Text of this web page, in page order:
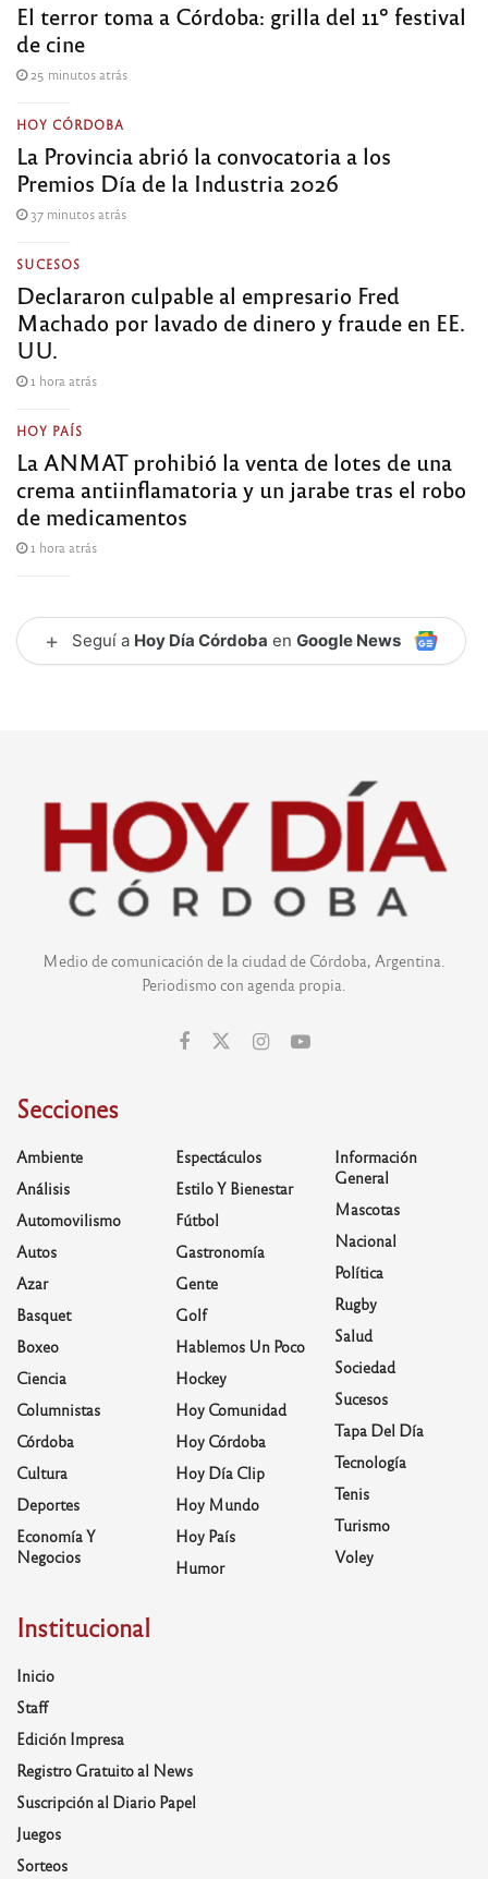
El terror toma a Córdoba: grilla del 11º festival
de cine
25 minutos atrás
HOY CÓRDOBA
La Provincia abrió la convocatoria a los
Premios Día de la Industria 2026
37 minutos atrás
SUCESOS
Declararon culpable al empresario Fred
Machado por lavado de dinero y fraude en EE.
UU.
1 hora atrás
HOY PAÍS
La ANMAT prohibió la venta de lotes de una
crema antiinflamatoria y un jarabe tras el robo
de medicamentos
1 hora atrás
+ Seguí a Hoy Día Córdoba en Google News
Medio de comunicación de la ciudad de Córdoba, Argentina.
Periodismo con agenda propia.
Secciones
Ambiente
Análisis
Automovilismo
Autos
Azar
Basquet
Boxeo
Ciencia
Columnistas
Córdoba
Cultura
Deportes
Economía Y
Negocios
Espectáculos
Estilo Y Bienestar
Fútbol
Gastronomía
Gente
Golf
Hablemos Un Poco
Hockey
Hoy Comunidad
Hoy Córdoba
Hoy Día Clip
Hoy Mundo
Hoy País
Humor
Información
General
Mascotas
Nacional
Política
Rugby
Salud
Sociedad
Sucesos
Tapa Del Día
Tecnología
Tenis
Turismo
Voley
Institucional
Inicio
Staff
Edición Impresa
Registro Gratuito al News
Suscripción al Diario Papel
Juegos
Sorteos